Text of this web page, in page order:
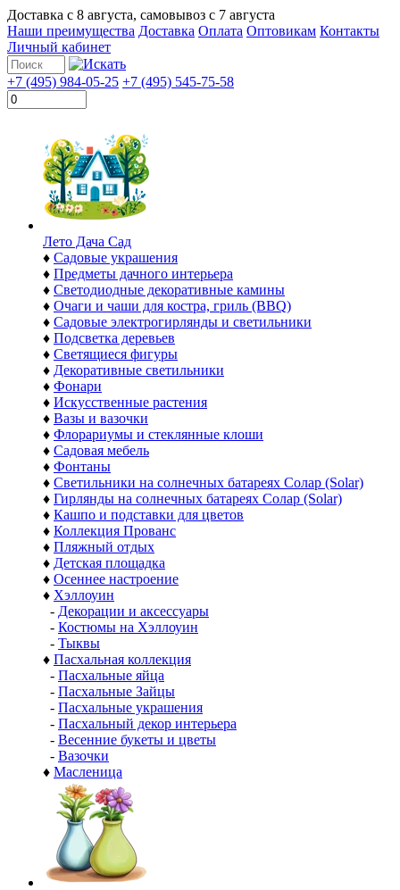
Доставка с 8 августа, самовывоз с 7 августа
Наши преимущества Доставка Оплата Оптовикам Контакты
Личный кабинет
+7 (495) 984-05-25 +7 (495) 545-75-58
Лето Дача Сад
♦ Садовые украшения
♦ Предметы дачного интерьера
♦ Светодиодные декоративные камины
♦ Очаги и чаши для костра, гриль (BBQ)
♦ Садовые электрогирлянды и светильники
♦ Подсветка деревьев
♦ Светящиеся фигуры
♦ Декоративные светильники
♦ Фонари
♦ Искусственные растения
♦ Вазы и вазочки
♦ Флорариумы и стеклянные клоши
♦ Садовая мебель
♦ Фонтаны
♦ Светильники на солнечных батареях Солар (Solar)
♦ Гирлянды на солнечных батареях Солар (Solar)
♦ Кашпо и подставки для цветов
♦ Коллекция Прованс
♦ Пляжный отдых
♦ Детская площадка
♦ Осеннее настроение
♦ Хэллоуин
- Декорации и аксессуары
- Костюмы на Хэллоуин
- Тыквы
♦ Пасхальная коллекция
- Пасхальные яйца
- Пасхальные Зайцы
- Пасхальные украшения
- Пасхальный декор интерьера
- Весенние букеты и цветы
- Вазочки
♦ Масленица